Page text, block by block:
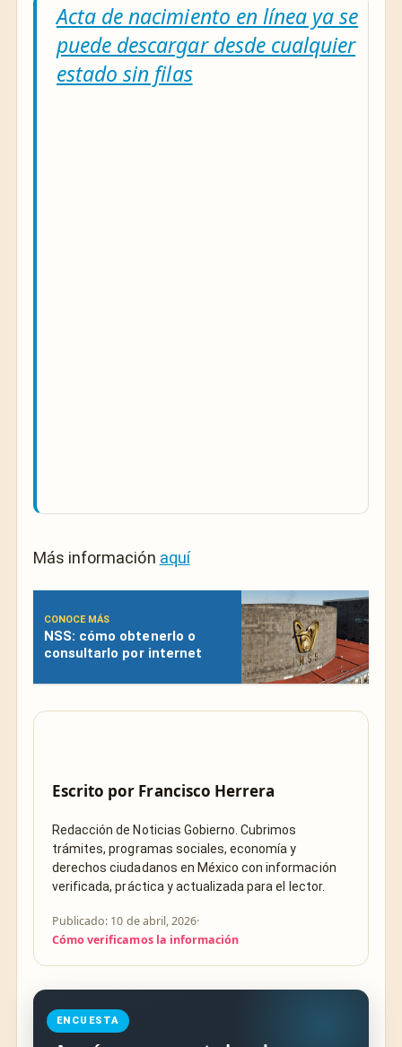
Acta de nacimiento en línea ya se
puede descargar desde cualquier
estado sin filas
Más información aquí
CONOCE MÁS
NSS: cómo obtenerlo o
consultarlo por internet
Escrito por Francisco Herrera
Redacción de Noticias Gobierno. Cubrimos
trámites, programas sociales, economía y
derechos ciudadanos en México con información
verificada, práctica y actualizada para el lector.
Publicado: 10 de abril, 2026·
Cómo verificamos la información
ENCUESTA